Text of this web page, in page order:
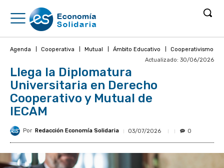
Agenda Cooperativa Mutual Ámbito Educativo
Cooperativismo
Actualizado: 30/06/2026
Llega la Diplomatura
Universitaria en Derecho
Cooperativo y Mutual de
IECAM
Por Redacción Economía Solidaria 03/07/2026 0